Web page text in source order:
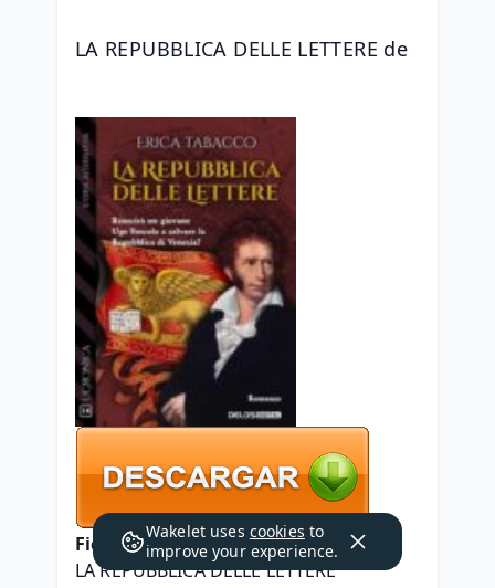
LA REPUBBLICA DELLE LETTERE de
Ficha técnica
LA REPUBBLICA DELLE LETTERE
Wakelet uses cookies to
improve your experience.